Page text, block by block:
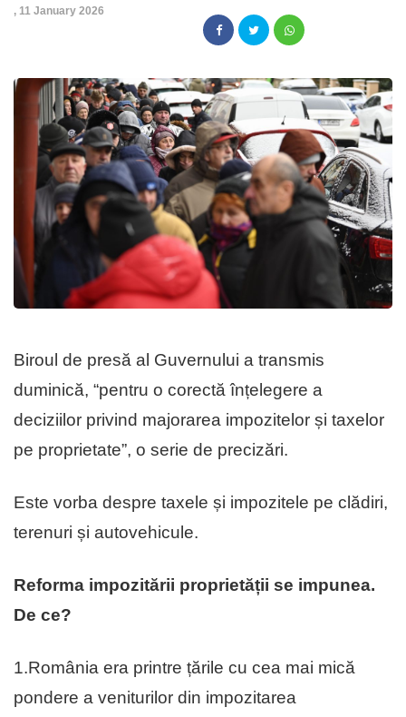
, 11 January 2026
Biroul de presă al Guvernului a transmis
duminică, “pentru o corectă înțelegere a
deciziilor privind majorarea impozitelor și taxelor
pe proprietate”, o serie de precizări.
Este vorba despre taxele și impozitele pe clădiri,
terenuri și autovehicule.
Reforma impozitării proprietății se impunea.
De ce?
1.România era printre țările cu cea mai mică
pondere a veniturilor din impozitarea